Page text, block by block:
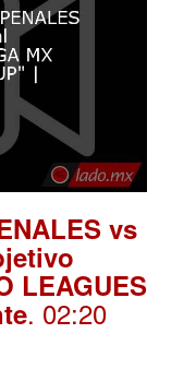
vs
LEAGUES
. 02:20